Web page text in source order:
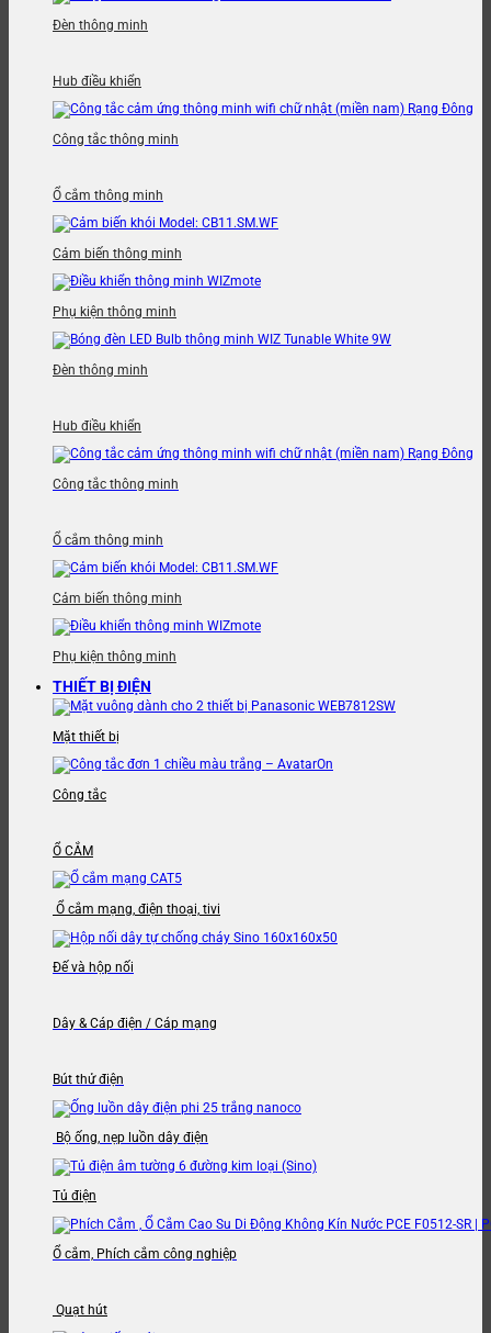
Đèn thông minh
Hub điều khiển
Công tắc thông minh
Ổ cắm thông minh
Cảm biến thông minh
Phụ kiện thông minh
Đèn thông minh
Hub điều khiển
Công tắc thông minh
Ổ cắm thông minh
Cảm biến thông minh
Phụ kiện thông minh
THIẾT BỊ ĐIỆN
Mặt thiết bị
Công tắc
Ổ CẮM
Ổ cắm mạng, điện thoại, tivi
Đế và hộp nối
Dây & Cáp điện / Cáp mạng
Bút thử điện
Bộ ống, nẹp luồn dây điện
Tủ điện
Ổ cắm, Phích cắm công nghiệp
Quạt hút